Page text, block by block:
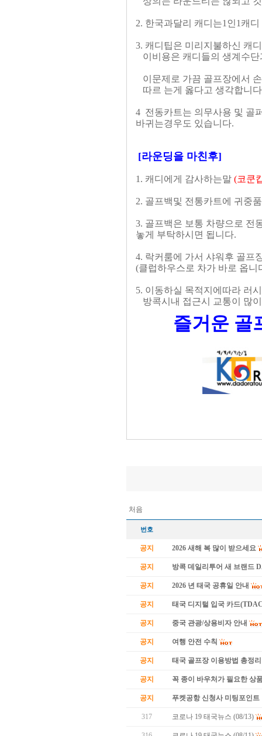
2. 한국과달리 캐디는1인1캐
3. 캐디팁은 미리지불하신 캐
이비용은 캐디들의 생계수
이문제로 가끔 골프장에서
따르 는게 옳다고 생각합니다
4 전동카트는 의무사용 및 골
바귀는경우도 있습니다.
[라운딩을 마친후]
1. 캐디에게 감사하는말 (코쿤
2. 골프백및 전통카트에 귀중
3. 골프백은 보통 차량으로 전
놓게 부탁하시면 됩니다.
4. 락커룸에 가서 샤워후 골프
(클럽하우스로 차가 바로 옵니
5. 이동하실 목적지에따라 러
방콕시내 접근시 교통이 많
즐거운 골
처음
번호
공지 2026 새해 복 많이 받으세요
공지 방콕 데일리투어 새 브랜드
공지 2026 년 태국 공휴일 안내
공지 태국 디지털 입국 카드
공지 중국 관광/상용비자 안내
공지 여행 안전 수칙
공지 태국 골프장 이용방법 총정리
공지 꼭 종이 바우처가 필요한 상
공지 푸켓공항 신청사 미팅포인트
317 코로나 19 태국뉴스 (08/13)